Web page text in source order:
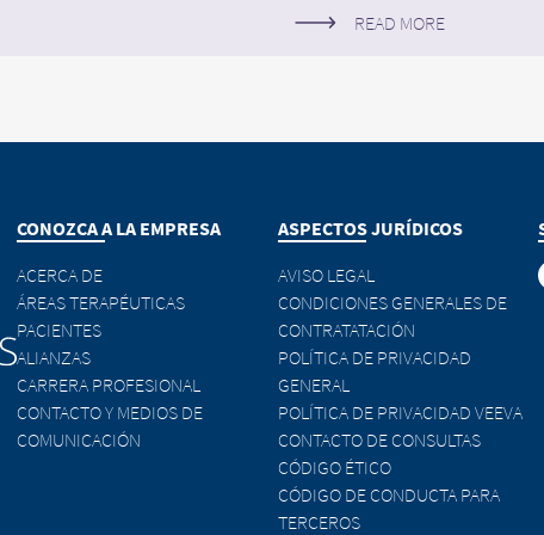
READ MORE
CONOZCA A LA EMPRESA
ACERCA DE
ÁREAS TERAPÉUTICAS
PACIENTES
ALIANZAS
CARRERA PROFESIONAL
CONTACTO Y MEDIOS DE
COMUNICACIÓN
ASPECTOS JURÍDICOS
AVISO LEGAL
CONDICIONES GENERALES DE
CONTRATATACIÓN
POLÍTICA DE PRIVACIDAD
GENERAL
POLÍTICA DE PRIVACIDAD VEEVA
CONTACTO DE CONSULTAS
CÓDIGO ÉTICO
CÓDIGO DE CONDUCTA PARA
TERCEROS